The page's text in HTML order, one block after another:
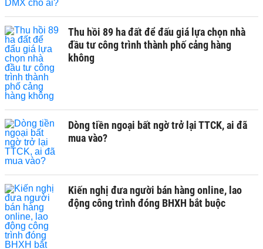
Thu hồi 89 ha đất để đấu giá lựa chọn nhà
đầu tư công trình thành phố cảng hàng
không
Dòng tiền ngoại bất ngờ trở lại TTCK, ai đã
mua vào?
Kiến nghị đưa người bán hàng online, lao
động công trình đóng BHXH bắt buộc